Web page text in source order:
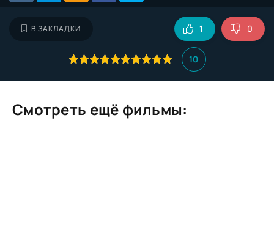
В ЗАКЛАДКИ
10
1 0
Смотреть ещё фильмы: